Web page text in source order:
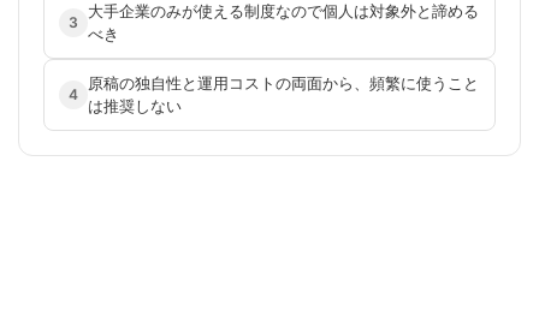
3
大手企業のみが使える制度なので個人は対象外と諦める
べき
4
原稿の独自性と運用コストの両面から、頻繁に使うこと
は推奨しない